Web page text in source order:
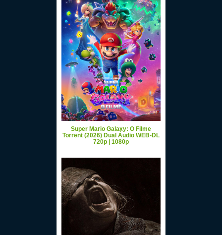
Super Mario Galaxy: O Filme
Torrent (2026) Dual Áudio WEB-DL
720p | 1080p